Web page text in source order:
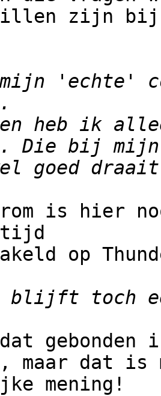
zijn bij
heb ik
is hier
op
maar dat is
mening!